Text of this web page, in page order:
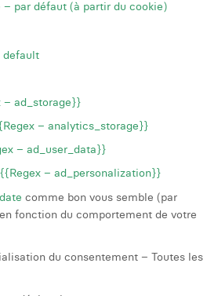
– par défaut (à partir du cookie)
default
– ad_storage}}
– analytics_storage}}
– ad_user_data}}
{{Regex – ad_personalization}}
comme bon vous semble (par
fonction du comportement de votre
du consentement – Toutes les